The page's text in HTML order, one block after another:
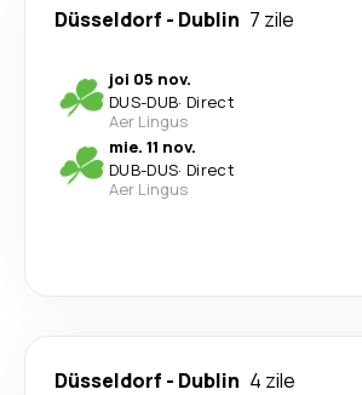
Düsseldorf - Dublin 7 zile
joi 05 nov.
DUS-DUB· Direct
Aer Lingus
mie. 11 nov.
DUB-DUS· Direct
Aer Lingus
Düsseldorf - Dublin 4 zile